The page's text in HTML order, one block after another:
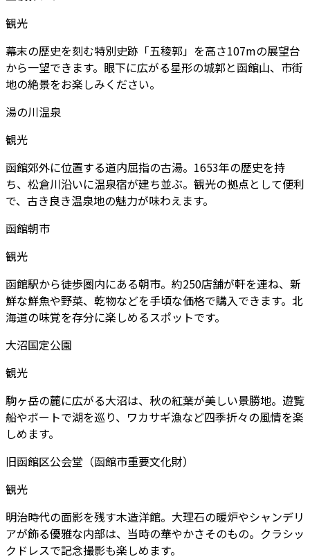
観光
幕末の歴史を刻む特別史跡「五稜郭」を高さ107mの展望台
から一望できます。眼下に広がる星形の城郭と函館山、市街
地の絶景をお楽しみください。
湯の川温泉
観光
函館郊外に位置する道内屈指の古湯。1653年の歴史を持
ち、松倉川沿いに温泉宿が建ち並ぶ。観光の拠点として便利
で、古き良き温泉地の魅力が味わえます。
函館朝市
観光
函館駅から徒歩圏内にある朝市。約250店舗が軒を連ね、新
鮮な鮮魚や野菜、乾物などを手頃な価格で購入できます。北
海道の味覚を存分に楽しめるスポットです。
大沼国定公園
観光
駒ヶ岳の麓に広がる大沼は、秋の紅葉が美しい景勝地。遊覧
船やボートで湖を巡り、ワカサギ漁など四季折々の風情を楽
しめます。
旧函館区公会堂（函館市重要文化財）
観光
明治時代の面影を残す木造洋館。大理石の暖炉やシャンデリ
アが飾る優雅な内部は、当時の華やかさそのもの。クラシッ
クドレスで記念撮影も楽しめます。